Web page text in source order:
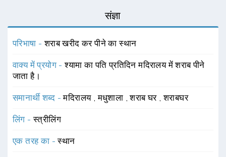
संज्ञा
परिभाषा -शराब खरीद कर पीने का स्थान
वाक्य में प्रयोग -श्यामा का पति प्रतिदिन मदिरालय में शराब पीने
जाता है।
समानार्थी शब्द -मदिरालय ,मधुशाला ,शराब घर ,शराबघर
लिंग -स्त्रीलिंग
एक तरह का -स्थान